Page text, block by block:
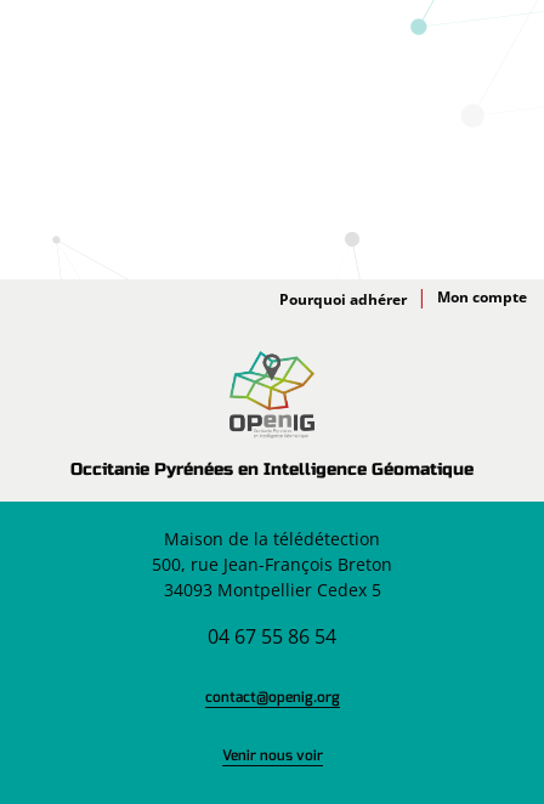
Occitanie Pyrénées en Intelligence Géomatique
Adhésion
Pourquoi adhérer
Maison de la télédétection
500, rue Jean-François Breton
34093 Montpellier Cedex 5
04 67 55 86 54
contact@openig.org
Venir nous voir